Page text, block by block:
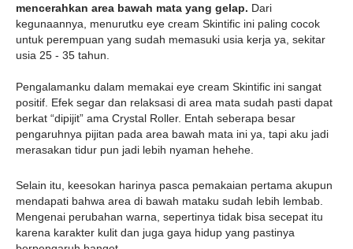
mencerahkan area bawah mata yang gelap. Dari
kegunaannya, menurutku eye cream Skintific ini paling cocok
untuk perempuan yang sudah memasuki usia kerja ya, sekitar
usia 25 - 35 tahun.
Pengalamanku dalam memakai eye cream Skintific ini sangat
positif. Efek segar dan relaksasi di area mata sudah pasti dapat
berkat “dipijit” ama Crystal Roller. Entah seberapa besar
pengaruhnya pijitan pada area bawah mata ini ya, tapi aku jadi
merasakan tidur pun jadi lebih nyaman hehehe.
Selain itu, keesokan harinya pasca pemakaian pertama akupun
mendapati bahwa area di bawah mataku sudah lebih lembab.
Mengenai perubahan warna, sepertinya tidak bisa secepat itu
karena karakter kulit dan juga gaya hidup yang pastinya